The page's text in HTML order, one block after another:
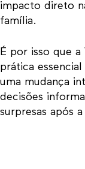
impacto direto
família.
É por isso que a
prática
uma mudança
decisões
surpresas após